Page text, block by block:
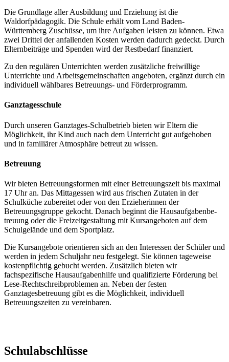
Die Grundlage aller Ausbildung und Erziehung ist die
Waldorfpädagogik. Die Schule erhält vom Land Baden-
Württemberg Zuschüsse, um ihre ­Aufgaben leisten zu können. Etwa
zwei Drittel der anfallenden Kosten werden dadurch gedeckt. Durch
Elternbeiträge und Spenden wird der Restbedarf finan­ziert.
Zu den regulären Unterrichten werden zusätzliche freiwillige
Unterrichte und Arbeitsgemeinschaften angeboten, ergänzt durch ein
individuell wählbares Betreuungs- und Förderprogramm.
Ganztagesschule
Durch unseren Ganztages-Schulbetrieb bieten wir Eltern die
Möglichkeit, ihr Kind auch nach dem Unterricht gut aufgehoben
und in familiärer Atmosphäre betreut zu wissen.
Betreuung
Wir bieten Betreuungsformen mit einer Betreuungszeit bis maximal
17 Uhr an. Das Mittagessen wird aus frischen ­Zutaten in der
Schulküche zubereitet oder von den Erzieherinnen der
Betreuungsgruppe gekocht. Danach beginnt die Hausaufgabenbe­
treu­ung oder die Freizeitgestaltung mit Kursangeboten auf dem
Schulgelände und dem Sportplatz.
Die Kursangebote orientieren sich an den Interessen der Schüler und
werden in jedem Schuljahr neu festgelegt. Sie können tageweise
kostenpflichtig gebucht werden. Zusätzlich bieten wir
fachspezifische Hausaufgabenhilfe und qualifizierte Förderung bei
Lese-Rechtschreibproblemen an. Neben der festen
Ganztagesbetreuung gibt es die Möglichkeit, individuell
Betreuungszeiten zu vereinbaren.
Schulabschlüsse